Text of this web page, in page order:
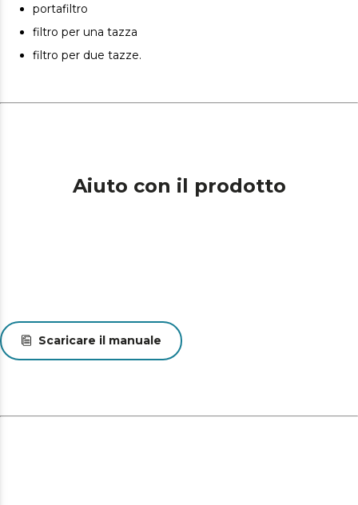
rapidamente tutti i tipi di caffè, ottenendo un'estrazione
ottimale.
Filtro in acciaio inossidabile doppio.
portafiltro
filtro per una tazza
filtro per due tazze.
Aiuto con il prodotto
Scaricare il manuale